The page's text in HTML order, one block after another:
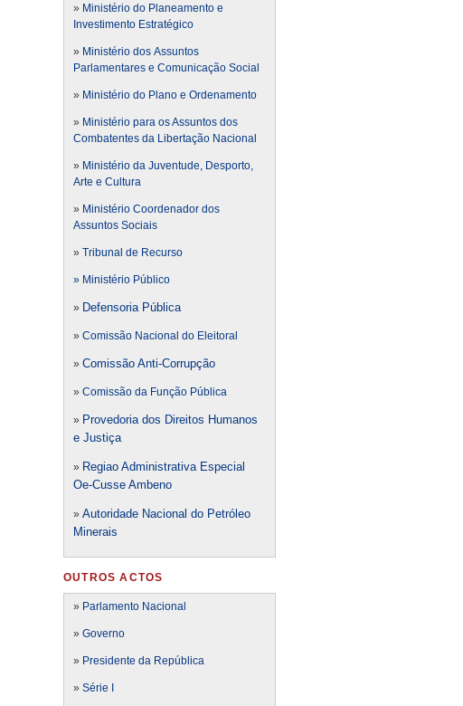
» Ministério do Planeamento e
Investimento Estratégico
» Ministério dos Assuntos
Parlamentares e Comunicação Social
» Ministério do Plano e Ordenamento
» Ministério para os Assuntos dos
Combatentes da Libertação Nacional
» Ministério da Juventude, Desporto,
Arte e Cultura
» Ministério Coordenador dos
Assuntos Sociais
» Tribunal de Recurso
» Ministério Público
» Defensoria Pública
» Comissão Nacional do Eleitoral
» Comissão Anti-Corrupção
» Comissão da Função Pública
» Provedoria dos Direitos Humanos
e Justiça
» Regiao Administrativa Especial
Oe-Cusse Ambeno
» Autoridade Nacional do Petróleo
Minerais
OUTROS ACTOS
» Parlamento Nacional
» Governo
» Presidente da República
» Série I